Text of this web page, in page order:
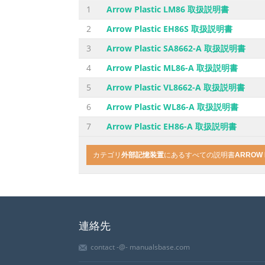
1
Arrow Plastic LM86 取扱説明書
2
Arrow Plastic EH86S 取扱説明書
3
Arrow Plastic SA8662-A 取扱説明書
4
Arrow Plastic ML86-A 取扱説明書
5
Arrow Plastic VL8662-A 取扱説明書
6
Arrow Plastic WL86-A 取扱説明書
7
Arrow Plastic EH86-A 取扱説明書
カテゴリ 外部記憶装置にあるすべての説明書ARROW
連絡先
contact -@- manualsbase.com